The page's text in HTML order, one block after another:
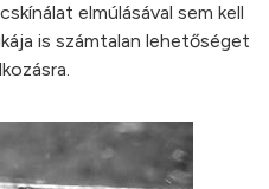
elmúlásával sem kell
is számtalan lehetőséget